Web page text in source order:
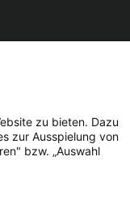
© 2026 -
zu bieten. Dazu
zur Ausspielung von
bzw. „Auswahl